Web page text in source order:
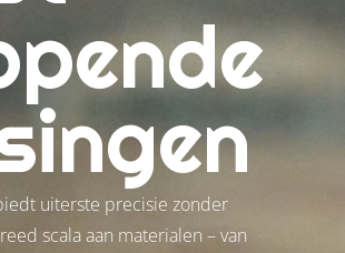
uiterste precisie zonder
scala aan materialen – van